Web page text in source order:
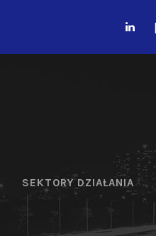
SEKTORY DZIAŁANIA